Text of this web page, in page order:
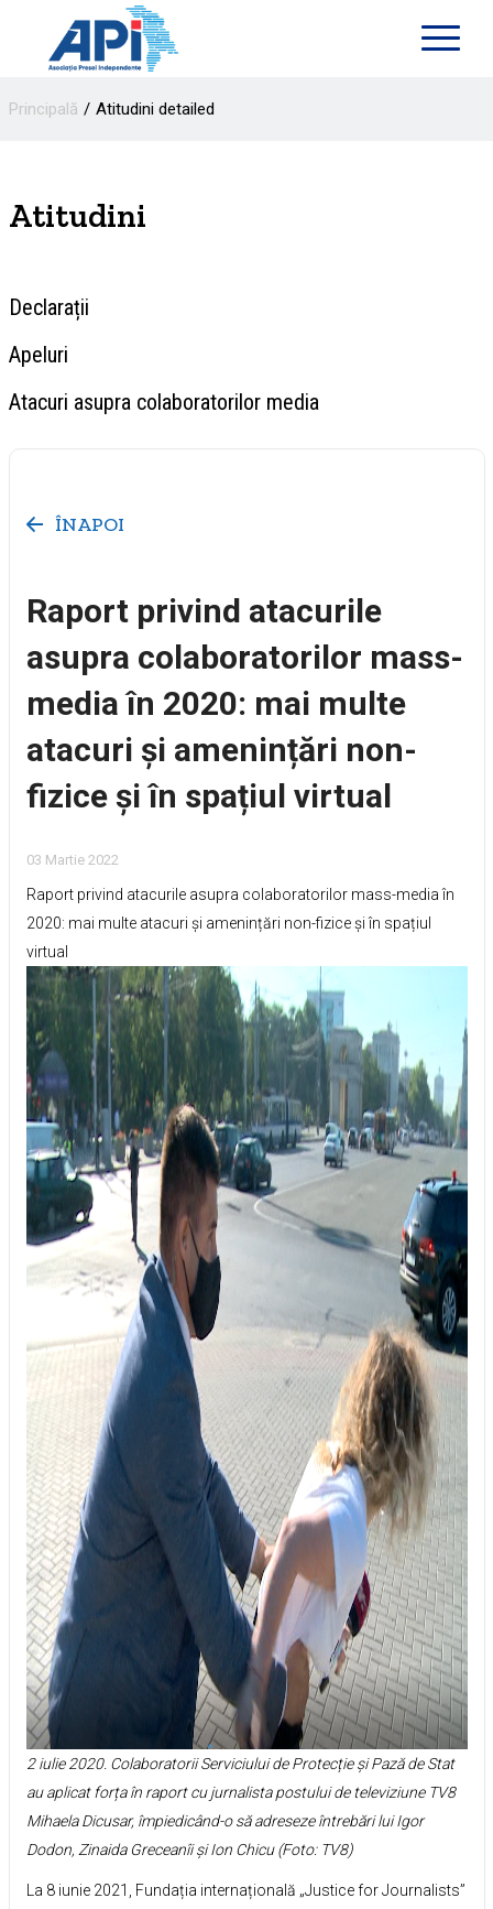
Principală Atitudini detailed
Atitudini
Declarații
Apeluri
Atacuri asupra colaboratorilor media
ÎNAPOI
Raport privind atacurile
asupra colaboratorilor mass-
media în 2020: mai multe
atacuri și amenințări non-
fizice și în spațiul virtual
03 Martie 2022
Raport privind atacurile asupra colaboratorilor mass-media în
2020: mai multe atacuri și amenințări non-fizice și în spațiul
virtual
2 iulie 2020. Colaboratorii Serviciului de Protecție și Pază de Stat
au aplicat forța în raport cu jurnalista postului de televiziune TV8
Mihaela Dicusar, împiedicând-o să adreseze întrebări lui Igor
Dodon, Zinaida Greceanîi și Ion Chicu (Foto: TV8)
La 8 iunie 2021, Fundația internațională „Justice for Journalists”